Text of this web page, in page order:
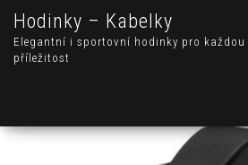
Hodinky – Kabelky
Elegantní i sportovní hodinky pro každou
příležitost